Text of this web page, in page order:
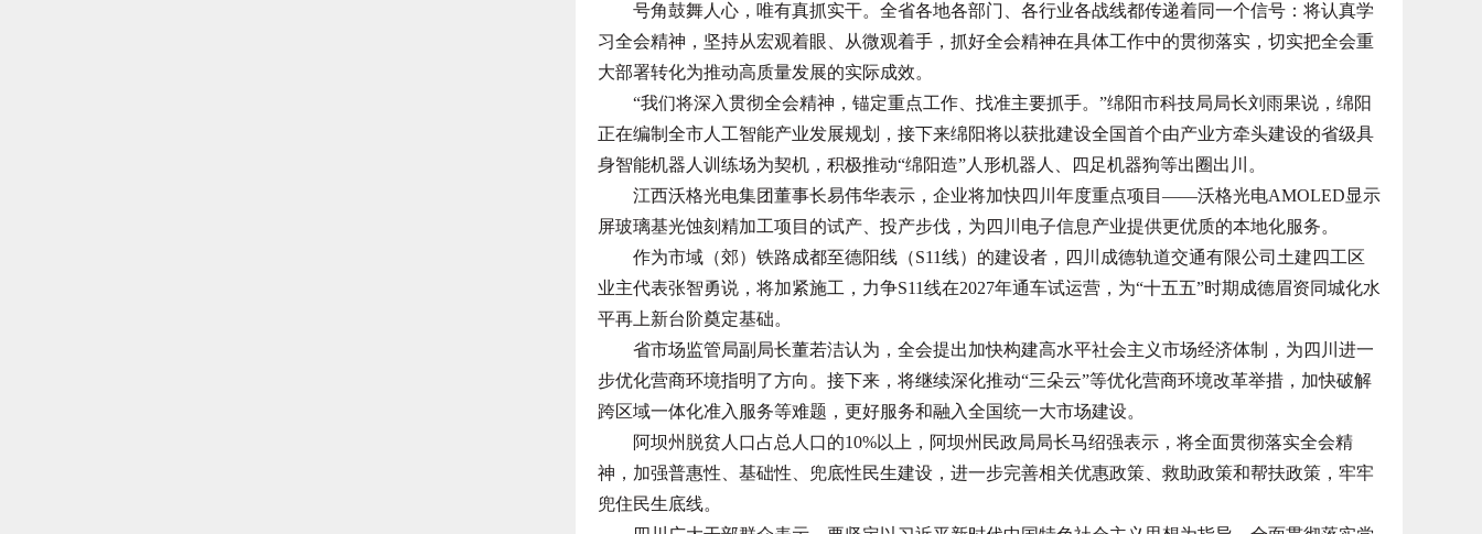
号角鼓舞人心，唯有真抓实干。全省各地各部门、各行业各战线都传递着同一个信号：将认真学
习全会精神，坚持从宏观着眼、从微观着手，抓好全会精神在具体工作中的贯彻落实，切实把全会重
大部署转化为推动高质量发展的实际成效。
“我们将深入贯彻全会精神，锚定重点工作、找准主要抓手。”绵阳市科技局局长刘雨果说，绵阳
正在编制全市人工智能产业发展规划，接下来绵阳将以获批建设全国首个由产业方牵头建设的省级具
身智能机器人训练场为契机，积极推动“绵阳造”人形机器人、四足机器狗等出圈出川。
江西沃格光电集团董事长易伟华表示，企业将加快四川年度重点项目——沃格光电AMOLED显示
屏玻璃基光蚀刻精加工项目的试产、投产步伐，为四川电子信息产业提供更优质的本地化服务。
作为市域（郊）铁路成都至德阳线（S11线）的建设者，四川成德轨道交通有限公司土建四工区
业主代表张智勇说，将加紧施工，力争S11线在2027年通车试运营，为“十五五”时期成德眉资同城化水
平再上新台阶奠定基础。
省市场监管局副局长董若洁认为，全会提出加快构建高水平社会主义市场经济体制，为四川进一
步优化营商环境指明了方向。接下来，将继续深化推动“三朵云”等优化营商环境改革举措，加快破解
跨区域一体化准入服务等难题，更好服务和融入全国统一大市场建设。
阿坝州脱贫人口占总人口的10%以上，阿坝州民政局局长马绍强表示，将全面贯彻落实全会精
神，加强普惠性、基础性、兜底性民生建设，进一步完善相关优惠政策、救助政策和帮扶政策，牢牢
兜住民生底线。